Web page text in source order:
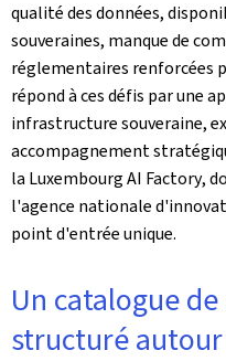
qualité des données,
souveraines, manque de
réglementaires renforcées
répond à ces défis par une
infrastructure souveraine,
accompagnement
la Luxembourg AI Factory,
l'agence nationale
point d'entrée unique.
Un catalogue
structuré